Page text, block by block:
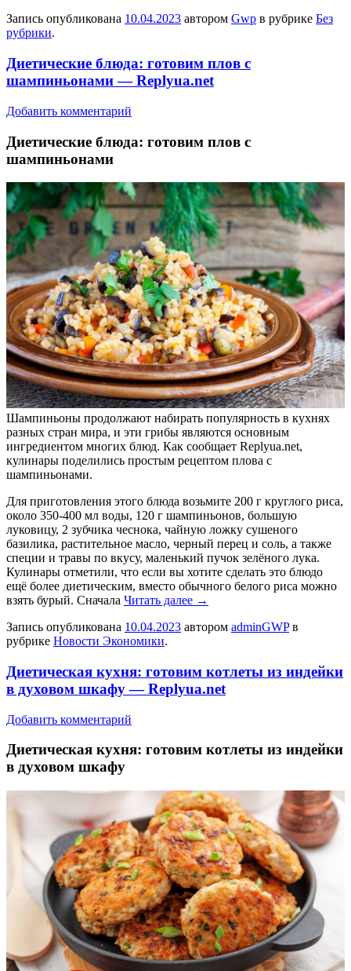
Запись опубликована 10.04.2023 автором Gwp в рубрике Без
рубрики.
Диетические блюда: готовим плов с
шампиньонами — Replyua.net
Добавить комментарий
Диeтичeскиe блюдa: готовим плов с
шампиньонами
Шампиньоны продолжают набирать популярность в кухнях
разных стран мира, и эти грибы являются основным
ингредиентом многих блюд. Как сообщает Replyua.net,
кулинары поделились простым рецептом плова с
шампиньонами.
Для приготовления этого блюда возьмите 200 г круглого риса,
около 350-400 мл воды, 120 г шампиньонов, большую
луковицу, 2 зубчика чеснока, чайную ложку сушеного
базилика, растительное масло, черный перец и соль, а также
специи и травы по вкусу, маленький пучок зелёного лука.
Кулинары отметили, что если вы хотите сделать это блюдо
ещё более диетическим, вместо обычного белого риса можно
взять бурый. Сначала Читать далее →
Запись опубликована 10.04.2023 автором adminGWPв
рубрике Новости Экономики.
Диетическая кухня: готовим котлеты из индейки
в духовом шкафу — Replyua.net
Добавить комментарий
Диeтичeскaя куxня: готовим котлеты из индейки
в духовом шкафу